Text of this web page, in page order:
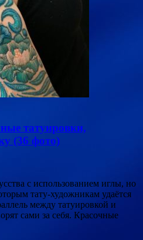
татуировки,
(36 фото)
с использованием иглы, но
тату-художникам удаётся
между татуировкой и
сами за себя. Красочные